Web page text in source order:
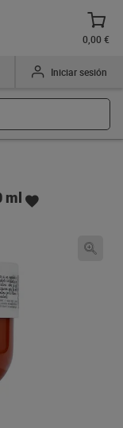
0,00 €
Iniciar sesión